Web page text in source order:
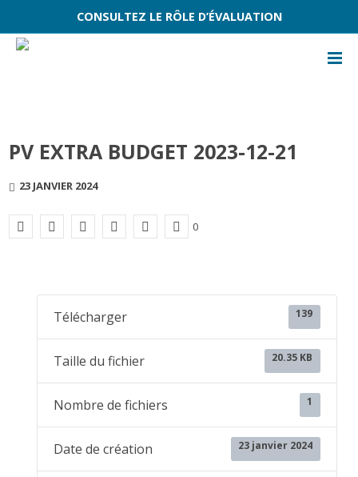
CONSULTEZ LE RÔLE D’ÉVALUATION
PV EXTRA BUDGET 2023-12-21
23 JANVIER 2024
0
Télécharger 139
Taille du fichier 20.35 KB
Nombre de fichiers 1
Date de création 23 janvier 2024